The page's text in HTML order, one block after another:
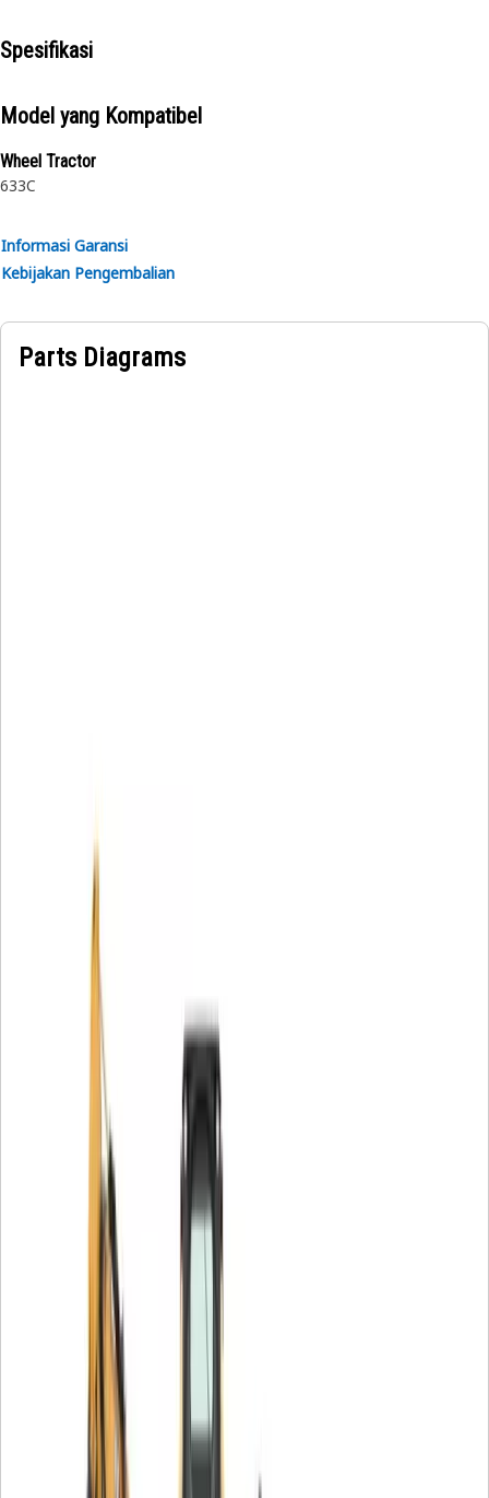
Spesifikasi
Model yang Kompatibel
Wheel Tractor
633C
Informasi Garansi
Kebijakan Pengembalian
Parts Diagrams